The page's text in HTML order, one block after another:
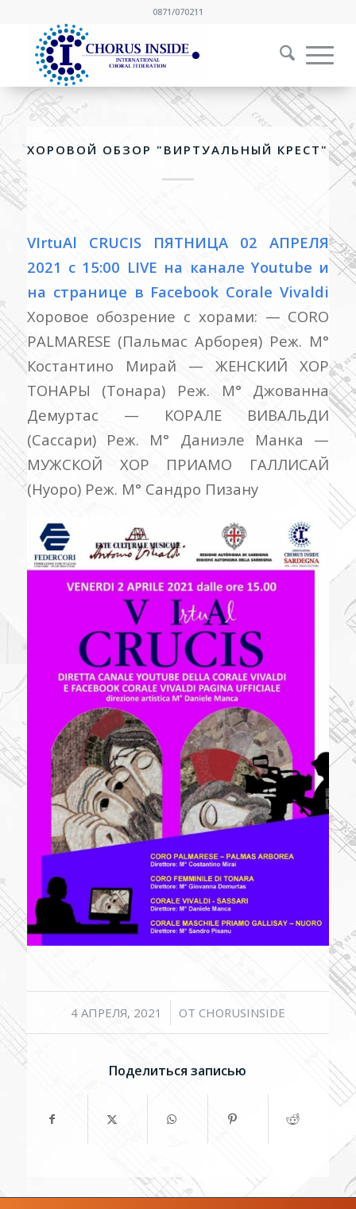
0871/070211
ХОРОВОЙ ОБЗОР "ВИРТУАЛЬНЫЙ КРЕСТ"
VIrtuAl CRUCIS ПЯТНИЦА 02 АПРЕЛЯ
2021 с 15:00 LIVE на канале Youtube и
на странице в Facebook Corale Vivaldi
Хоровое обозрение с хорами: — CORO
PALMARESE (Пальмас Арборея) Реж. М°
Костантино Мирай — ЖЕНСКИЙ ХОР
ТОНАРЫ (Тонара) Реж. M° Джованна
Демуртас — КОРАЛЕ ВИВАЛЬДИ
(Сассари) Реж. M° Даниэле Манка —
МУЖСКОЙ ХОР ПРИАМО ГАЛЛИСАЙ
(Нуоро) Реж. М° Сандро Пизану
4 АПРЕЛЯ, 2021
/ ОТ CHORUSINSIDE
Поделиться записью